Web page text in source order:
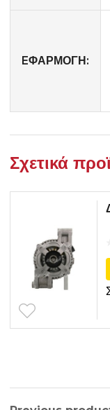
EΦΑΡΜΟΓΗ:
Σχετικά